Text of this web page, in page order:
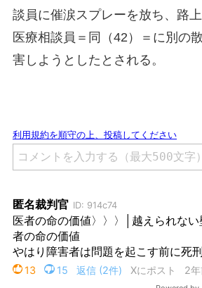
談員に催涙スプレーを放ち、路
医療相談員＝同（42）＝に別の
害しようとしたとされる。